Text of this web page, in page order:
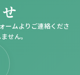
ームよりご連絡くださ
せん。